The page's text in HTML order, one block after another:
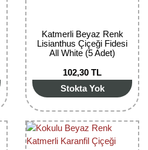
Katmerli Beyaz Renk
Lisianthus Çiçeği Fidesi
All White (5 Adet)
102,30 TL
Stokta Yok